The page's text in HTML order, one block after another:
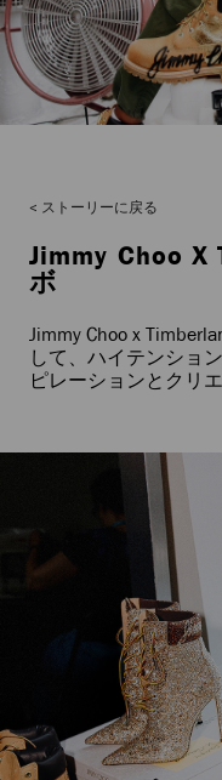
ストーリーに戻る
Jimmy Choo
ボ
Jimmy Choo x
して、ハイテンショ
ピレーションとクリ